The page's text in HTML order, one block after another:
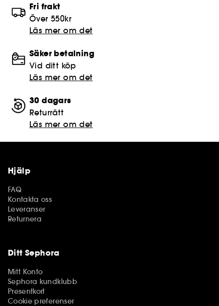
Fri frakt
Över 550kr
Läs mer om det
Säker betalning
Vid ditt köp
Läs mer om det
30 dagars
Returrätt
Läs mer om det
Hjälp
FAQ
Kontakta oss
Leveranser
Returnera
Ditt Sephora
Mitt Konto
Sephora kundklubb
Presentkort
Cookie preferenser